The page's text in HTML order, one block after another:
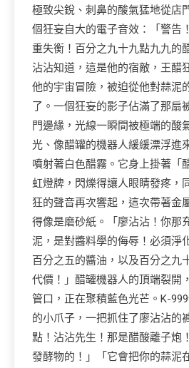
極致尖銳、刺鼻的酸氣猛地從店
個狂妄自大的電子音效：「警告
重失衡！百分之九十九點九九的
沾沾知道，這是他的宿敵，王醋
他的宇宙冒險，被迫從他對蒜泥
了。一個狂妄的影子佔滿了那扇
門邊緣，光線一瞬間被極端的酸
光、像醋罐的機器人緩緩漂浮進
噴射著白色醋霧。它身上掛著「
虹燈牌，閃爍得讓人眼睛發疼，
狂的聲音再次響起，這次帶著金
得像是磨砂紙。「廖沾沾！你那
泥，是對醬料學的侮辱！必須淨
百分之五的醬油，以及百分之九
代價！」醋罐機器人的頂端裂開
管口，正在聚積藍色光芒。K-
的小爪子，一把抓住了廖沾沾的
點！沾沾先生！那是醋酸離子炮
發酵物的！」「它會把你的蒜泥